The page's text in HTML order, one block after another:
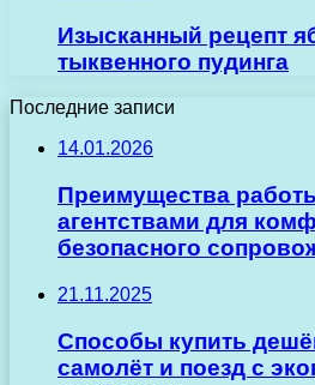
Изысканный рецепт
тыквенного пудинга
Последние записи
14.01.2026
Преимущества
агентствами для
безопасного
21.11.2025
Способы купить
самолёт и поезд с